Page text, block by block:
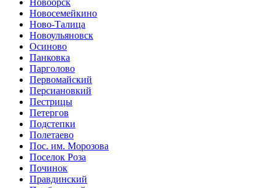
Новосемейкино
Ново-Талица
Новоульяновск
Осиново
Панковка
Парголово
Первомайский
Персиановкий
Пестрицы
Петергов
Подстепки
Полетаево
Пос. им. Морозова
Поселок Роза
Починок
Правдинский